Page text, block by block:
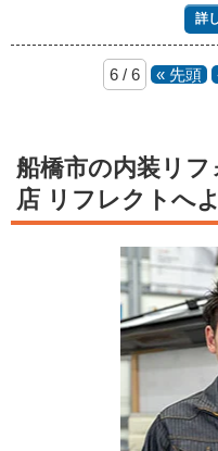
詳
6 / 6 « 先頭
船橋市の内装リフ
店 リフレクトへ